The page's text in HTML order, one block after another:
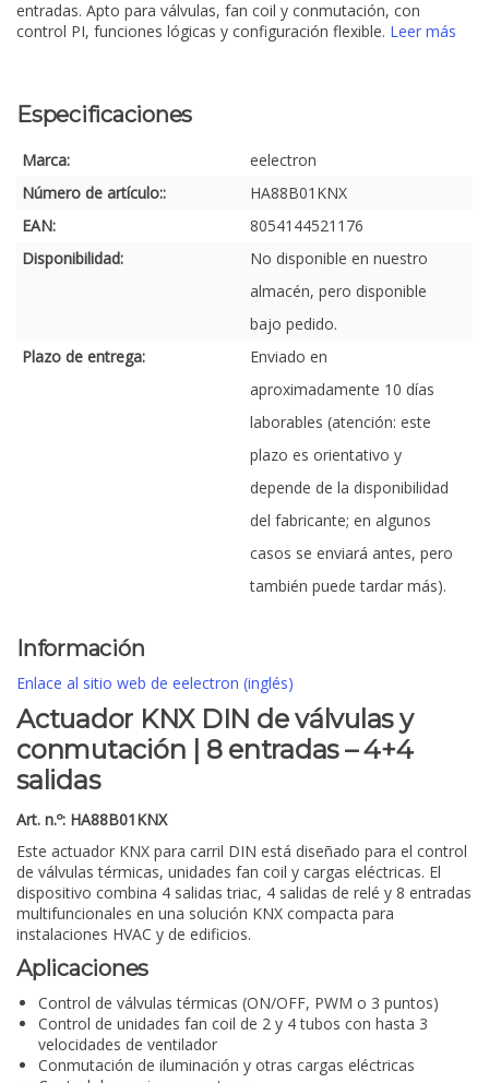
entradas. Apto para válvulas, fan coil y conmutación, con
control PI, funciones lógicas y configuración flexible. Leer más
Especificaciones
Marca:
eelectron
Número de artículo::
HA88B01KNX
EAN:
8054144521176
Disponibilidad:
No disponible en nuestro
almacén, pero disponible
bajo pedido.
Plazo de entrega:
Enviado en
aproximadamente 10 días
laborables (atención: este
plazo es orientativo y
depende de la disponibilidad
del fabricante; en algunos
casos se enviará antes, pero
también puede tardar más).
Información
Enlace al sitio web de eelectron (inglés)
Actuador KNX DIN de válvulas y
conmutación | 8 entradas – 4+4
salidas
Art. n.º: HA88B01KNX
Este actuador KNX para carril DIN está diseñado para el control
de válvulas térmicas, unidades fan coil y cargas eléctricas. El
dispositivo combina 4 salidas triac, 4 salidas de relé y 8 entradas
multifuncionales en una solución KNX compacta para
instalaciones HVAC y de edificios.
Aplicaciones
Control de válvulas térmicas (ON/OFF, PWM o 3 puntos)
Control de unidades fan coil de 2 y 4 tubos con hasta 3
velocidades de ventilador
Conmutación de iluminación y otras cargas eléctricas